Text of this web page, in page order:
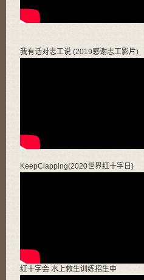
我有话对志工说 (2019感谢志工影片)
KeepClapping(2020世界红十字日)
红十字会 水上救生训练招生中